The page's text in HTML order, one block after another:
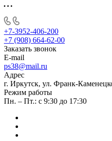
+7-3952-406-200
+7 (908) 664-62-00
Заказать звонок
E-mail
ps38@mail.ru
Адрес
г. Иркутск, ул. Франк-
Режим работы
Пн. – Пт.: с 9:30 до 17:30